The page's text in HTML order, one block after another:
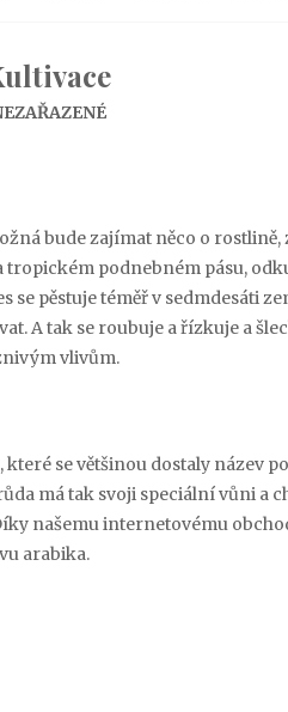
bude zajímat něco o
podnebném pásu,
se pěstuje téměř v sedmdesáti
A tak se roubuje a řízkuje a
vlivům.
se většinou dostaly název
má tak svoji speciální vůni a
našemu internetovému
arabika.